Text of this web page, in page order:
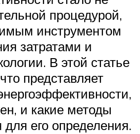
процедурой,
инструментом
затратами и
В этой статье
представляет
и какие методы
его определения.